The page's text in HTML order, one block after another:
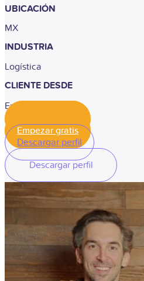
UBICACIÓN
MX
INDUSTRIA
Logística
CLIENTE DESDE
Enero, 2022
Empezar gratis
Descargar perfil
Descargar perfil